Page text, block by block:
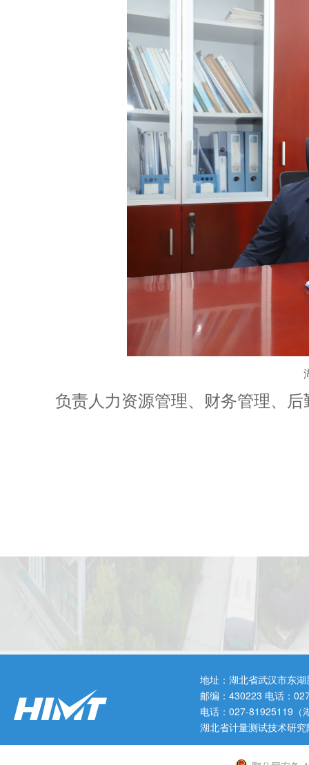
负责人力资源管理、财务管理、
地址：湖北省武汉市东
邮编：430223 电话：
电话：027-81925119（
湖北省计量测试技术研